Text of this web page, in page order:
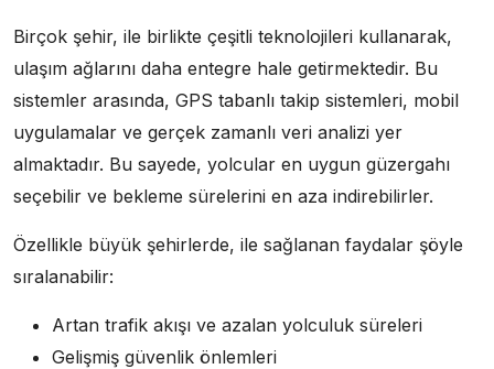
Birçok şehir, ile birlikte çeşitli teknolojileri kullanarak,
ulaşım ağlarını daha entegre hale getirmektedir. Bu
sistemler arasında, GPS tabanlı takip sistemleri, mobil
uygulamalar ve gerçek zamanlı veri analizi yer
almaktadır. Bu sayede, yolcular en uygun güzergahı
seçebilir ve bekleme sürelerini en aza indirebilirler.
Özellikle büyük şehirlerde, ile sağlanan faydalar şöyle
sıralanabilir:
Artan trafik akışı ve azalan yolculuk süreleri
Gelişmiş güvenlik önlemleri